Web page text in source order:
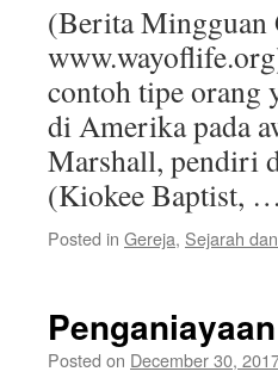
(Berita Mingguan
contoh tipe orang
di Amerika pada
Marshall, pendiri
(Kiokee Baptist, …
Posted in Gereja, Sejarah
Posted on December 30,